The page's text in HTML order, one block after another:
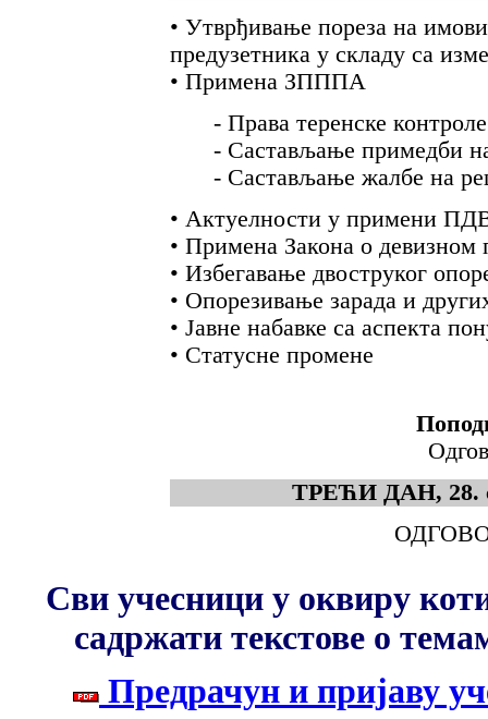
• Утврђивање пореза на
предузетника у складу са
• Примена ЗПППА
- Права теренске контроле
- Састављање примедби
- Састављање жалбе на
• Актуелности у примени
• Примена Закона о девизном
• Избегавање двоструког
• Опорезивање зарада и
• Јавне набавке са аспекта
• Статусне промене
ТРЕЋИ ДАН, 28.
Сви учесници у оквиру
садржати текстове о
Предрачун и пријаву